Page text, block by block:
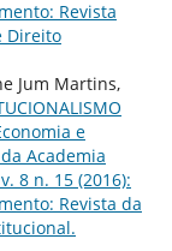
Revista
Direito
Jum Martins,
e
Academia
8 n. 15 (2016):
Revista da